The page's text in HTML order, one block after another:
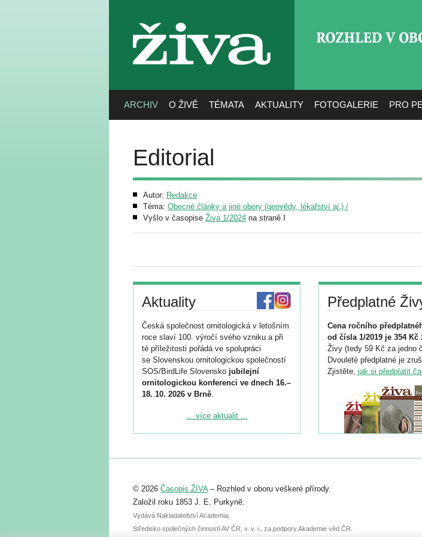
živa
ARCHIV O ŽIVĚ TÉMATA AKTUALITY FOTOGALERIE PRO
Editorial
Autor: Redakce
Téma: Obecné články a jiné obory (geovědy, lékařství aj.) /
Vyšlo v časopise Živa 1/2024 na straně I
Aktuality
Česká společnost ornitologická v letošním
roce slaví 100. výročí svého vzniku a při
té příležitosti pořádá ve spolupráci
se Slovenskou ornitologickou společností
SOS/BirdLife Slovensko jubilejní
ornitologickou konferenci ve dnech 16.–
18. 10. 2026 v Brně.
Podrobnější informace ke konferenci
Registrovat se můžete do 6. září.
abstraktu přihlášené přednášky nebo
posteru je už 30. června.
... více aktualit ...
Předplatné
Cena ročního
od čísla 1/2019 je 354 Kč
Živy (tedy 59 Kč za jedno
Dvouleté předplatné je
Zjistěte, jak si předplatit
© 2026 Časopis ŽIVA– Rozhled v oboru veškeré přírody.
Založil roku 1853 J. E. Purkyně.
Vydává Nakladatelství Academia,
Středisko společných činností AV ČR, v. v. i., za podpory Akademie věd ČR.